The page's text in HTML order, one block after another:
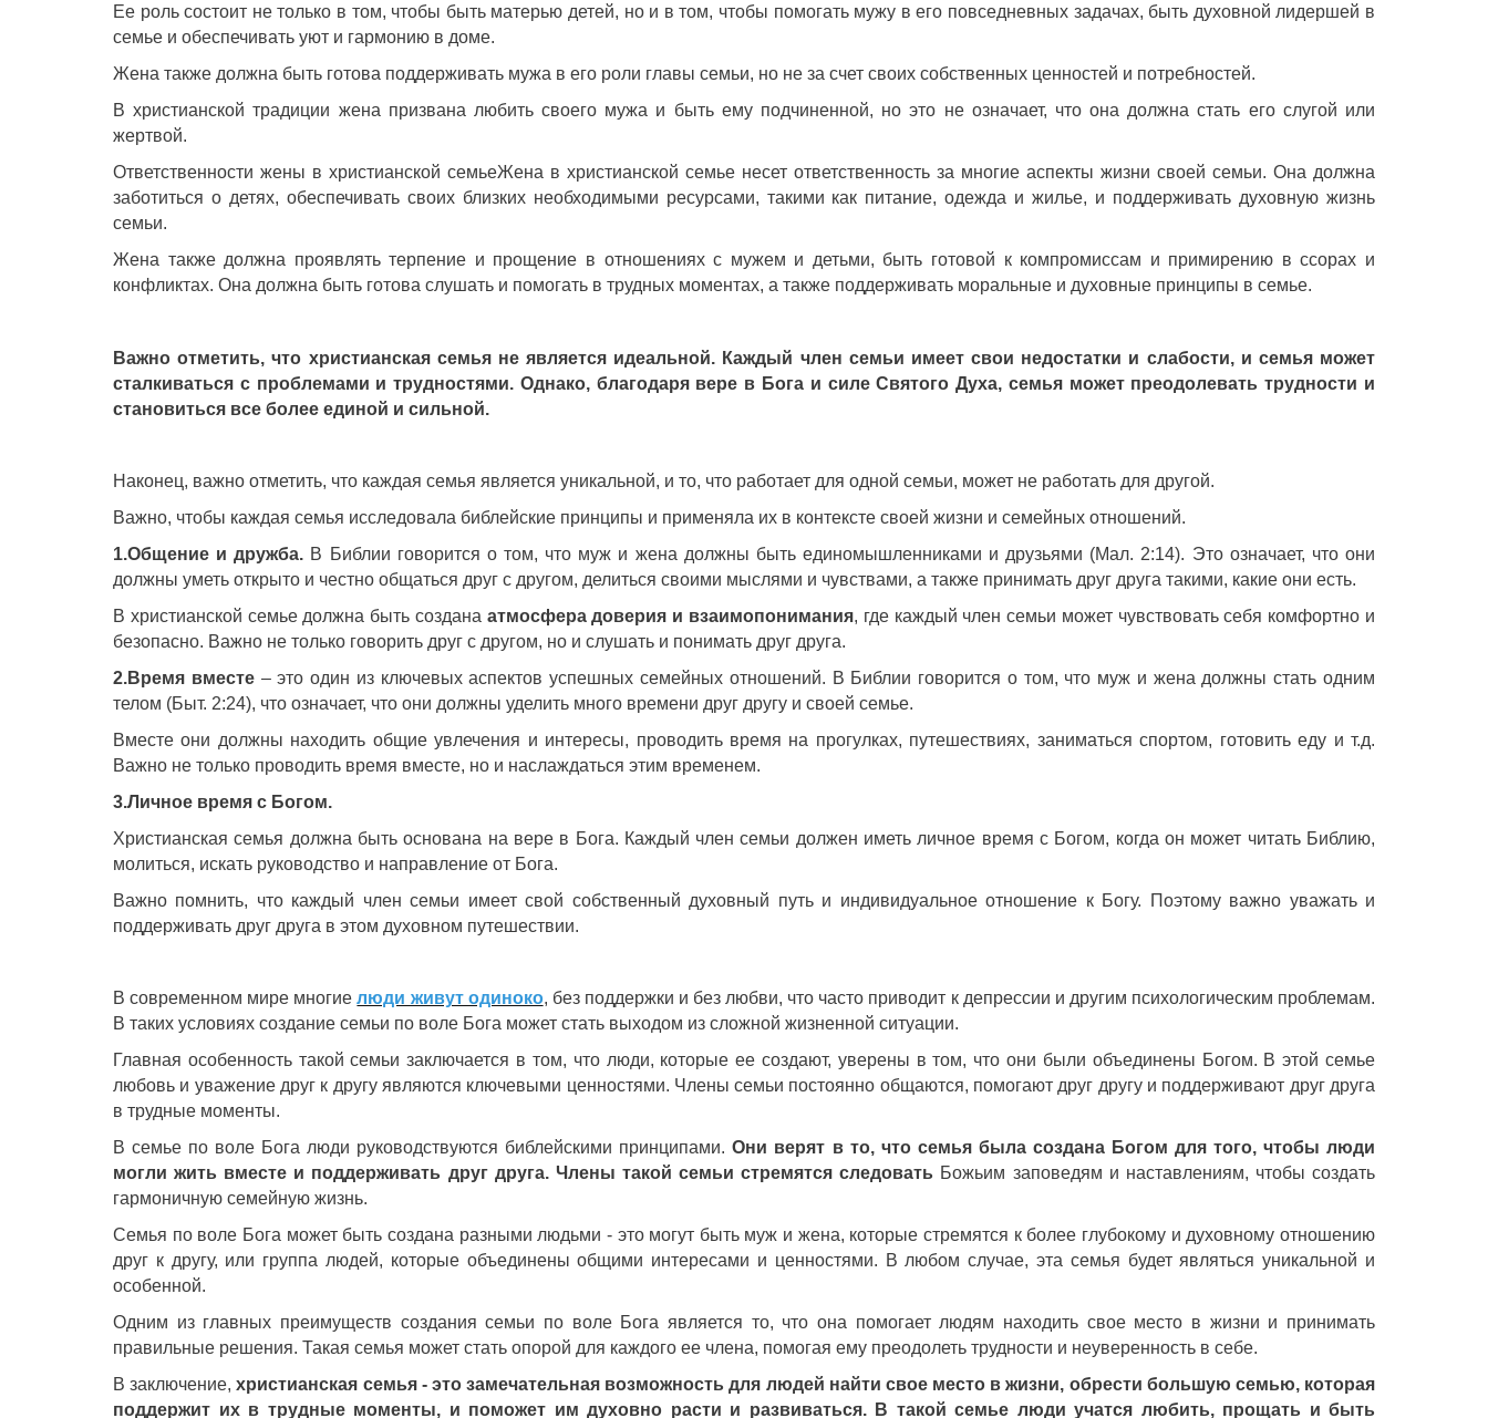
Ее роль состоит не только в том, чтобы быть матерью детей, но и в том, чтобы помогать мужу в его повседневных задачах, быть духовной лидершей в
семье и обеспечивать уют и гармонию в доме.
Жена также должна быть готова поддерживать мужа в его роли главы семьи, но не за счет своих собственных ценностей и потребностей.
В христианской традиции жена призвана любить своего мужа и быть ему подчиненной, но это не означает, что она должна стать его слугой или
жертвой.
Ответственности жены в христианской семьеЖена в христианской семье несет ответственность за многие аспекты жизни своей семьи. Она должна
заботиться о детях, обеспечивать своих близких необходимыми ресурсами, такими как питание, одежда и жилье, и поддерживать духовную жизнь
семьи.
Жена также должна проявлять терпение и прощение в отношениях с мужем и детьми, быть готовой к компромиссам и примирению в ссорах и
конфликтах. Она должна быть готова слушать и помогать в трудных моментах, а также поддерживать моральные и духовные принципы в семье.
Важно отметить, что христианская семья не является идеальной. Каждый член семьи имеет свои недостатки и слабости, и семья может
сталкиваться с проблемами и трудностями. Однако, благодаря вере в Бога и силе Святого Духа, семья может преодолевать трудности и
становиться все более единой и сильной.
Наконец, важно отметить, что каждая семья является уникальной, и то, что работает для одной семьи, может не работать для другой.
Важно, чтобы каждая семья исследовала библейские принципы и применяла их в контексте своей жизни и семейных отношений.
1.Общение и дружба. В Библии говорится о том, что муж и жена должны быть единомышленниками и друзьями (Мал. 2:14). Это означает, что они
должны уметь открыто и честно общаться друг с другом, делиться своими мыслями и чувствами, а также принимать друг друга такими, какие они есть.
В христианской семье должна быть создана атмосфера доверия и взаимопонимания, где каждый член семьи может чувствовать себя комфортно и
безопасно. Важно не только говорить друг с другом, но и слушать и понимать друг друга.
2.Время вместе– это один из ключевых аспектов успешных семейных отношений. В Библии говорится о том, что муж и жена должны стать одним
телом (Быт. 2:24), что означает, что они должны уделить много времени друг другу и своей семье.
Вместе они должны находить общие увлечения и интересы, проводить время на прогулках, путешествиях, заниматься спортом, готовить еду и т.д.
Важно не только проводить время вместе, но и наслаждаться этим временем.
3.Личное время с Богом.
Христианская семья должна быть основана на вере в Бога. Каждый член семьи должен иметь личное время с Богом, когда он может читать Библию,
молиться, искать руководство и направление от Бога.
Важно помнить, что каждый член семьи имеет свой собственный духовный путь и индивидуальное отношение к Богу. Поэтому важно уважать и
поддерживать друг друга в этом духовном путешествии.
В современном мире многиелюди живут одиноко, без поддержки и без любви, что часто приводит к депрессии и другим психологическим проблемам.
В таких условиях создание семьи по воле Бога может стать выходом из сложной жизненной ситуации.
Главная особенность такой семьи заключается в том, что люди, которые ее создают, уверены в том, что они были объединены Богом. В этой семье
любовь и уважение друг к другу являются ключевыми ценностями. Члены семьи постоянно общаются, помогают друг другу и поддерживают друг друга
в трудные моменты.
В семье по воле Бога люди руководствуются библейскими принципами.Они верят в то, что семья была создана Богом для того, чтобы люди
могли жить вместе и поддерживать друг друга. Члены такой семьи стремятся следовать Божьим заповедям и наставлениям, чтобы создать
гармоничную семейную жизнь.
Семья по воле Бога может быть создана разными людьми - это могут быть муж и жена, которые стремятся к более глубокому и духовному отношению
друг к другу, или группа людей, которые объединены общими интересами и ценностями. В любом случае, эта семья будет являться уникальной и
особенной.
Одним из главных преимуществ создания семьи по воле Бога является то, что она помогает людям находить свое место в жизни и принимать
правильные решения. Такая семья может стать опорой для каждого ее члена, помогая ему преодолеть трудности и неуверенность в себе.
В заключение, христианская семья - это замечательная возможность для людей найти свое место в жизни, обрести большую семью, которая
поддержит их в трудные моменты, и поможет им духовно расти и развиваться. В такой семье люди учатся любить, прощать и быть